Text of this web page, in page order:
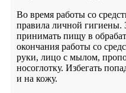
Во время работы со
правила личной гигиены.
принимать пищу в
окончания работы со
руки, лицо с мылом,
носоглотку. Избегать
и на кожу.